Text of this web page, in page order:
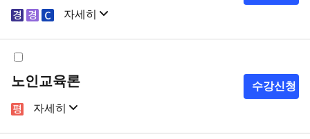
자세히
샘플강의 강의계획서
노인교육론
자세히
샘플강의 강의계획서
수강신청